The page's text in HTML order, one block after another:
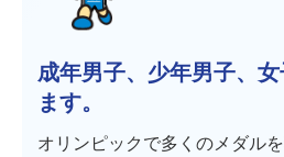
成年男子、少年男子、
ます。
オリンピックで多くのメダル